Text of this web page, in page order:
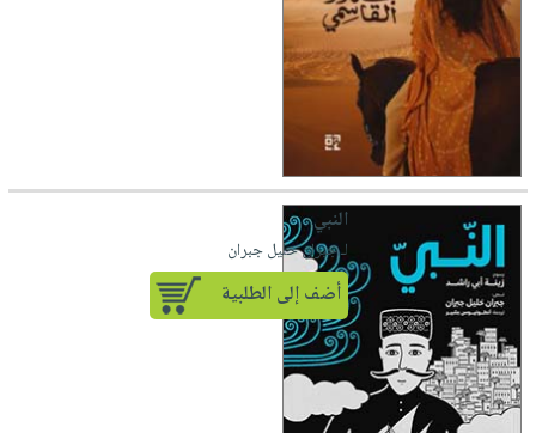
النبي
لـ جبران خليل جبران
أضف إلى الطلبية